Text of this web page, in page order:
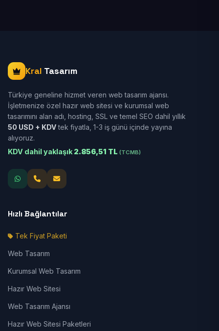
Kral Tasarım
Türkiye geneline hizmet veren web tasarım ajansı.
İşletmenize özel hazır web sitesi ve kurumsal web
tasarımını alan adı, hosting, SSL ve temel SEO dahil yıllık
50 USD + KDVtek fiyatla, 1-3 iş günü içinde yayına
alıyoruz.
KDV dahil yaklaşık 2.856,51 TL (TCMB)
Hızlı Bağlantılar
Tek Fiyat Paketi
Web Tasarım
Kurumsal Web Tasarım
Hazır Web Sitesi
Web Tasarım Ajansı
Hazır Web Sitesi Paketleri